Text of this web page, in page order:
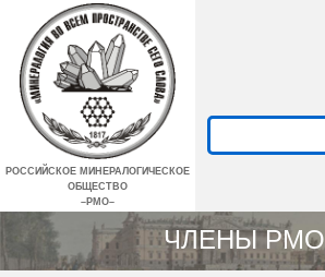
РОССИЙСКОЕ МИНЕРАЛОГИЧЕСКОЕ
ОБЩЕСТВО
–РМО–
ЧЛЕНЫ РМО